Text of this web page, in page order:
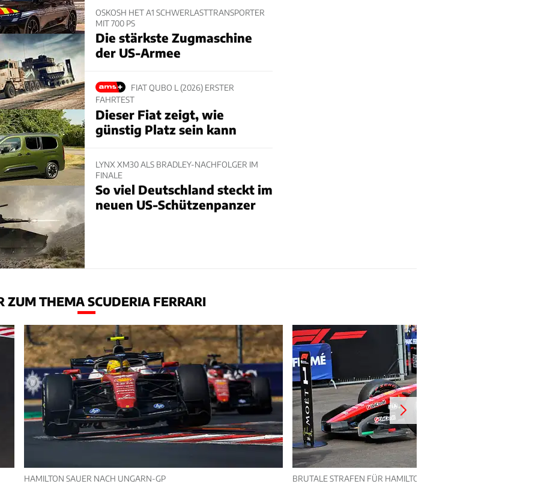
OSKOSH HET A1 SCHWERLASTTRANSPORTER
MIT 700 PS
Die stärkste Zugmaschine
der US-Armee
FIAT QUBO L (2026) ERSTER
FAHRTEST
Dieser Fiat zeigt, wie
günstig Platz sein kann
LYNX XM30 ALS BRADLEY-NACHFOLGER IM
FINALE
So viel Deutschland steckt im
neuen US-Schützenpanzer
ZUM THEMA SCUDERIA FERRARI
HAMILTON SAUER NACH UNGARN-GP BRUTALE STRAFEN FÜR HAMILTON UND ANTONELLI